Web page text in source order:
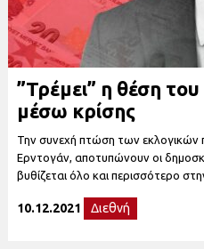
”Τρέμει” η θέση
μέσω κρίσης
Την συνεχή πτώση των
Ερντογάν, αποτυπώνουν οι
βυθίζεται όλο και περισσότερο
10.12.2021 Διεθνή